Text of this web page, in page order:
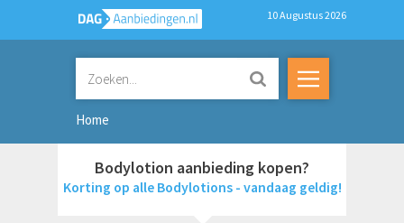
10 Augustus 2026
Home
Bodylotion aanbieding kopen?
Korting op alle Bodylotions - vandaag geldig!